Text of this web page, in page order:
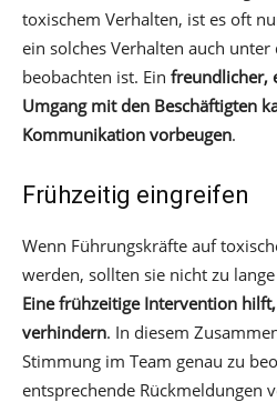
toxischem Verhalten, ist es oft
ein solches Verhalten auch
beobachten ist. Ein freundlicher,
Umgang mit den Beschäftigten
Kommunikation vorbeugen.
Frühzeitig eingreifen
Wenn Führungskräfte auf
werden, sollten sie nicht zu
Eine frühzeitige Intervention
verhindern. In diesem
Stimmung im Team genau zu
entsprechende Rückmeldungen